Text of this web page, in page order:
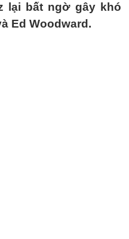
lại bất ngờ gây khó
Ed Woodward.